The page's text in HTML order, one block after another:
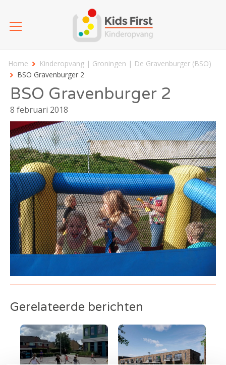
Home
Kinderopvang | Groningen | De Gravenburger (BSO)
BSO Gravenburger 2
BSO Gravenburger 2
8 februari 2018
Gerelateerde berichten